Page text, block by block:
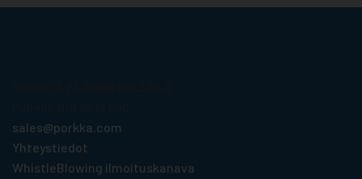
sales@porkka.com
Yhteystiedot
WhistleBlowing ilmoituskanava